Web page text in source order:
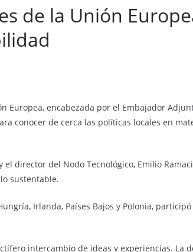
de la Unión
Europea, encabezada por el Embajador
conocer de cerca las políticas locales en
director del Nodo Tecnológico, Emilio
sustentable.
Irlanda, Países Bajos y Polonia,
intercambio de ideas y experiencias. La